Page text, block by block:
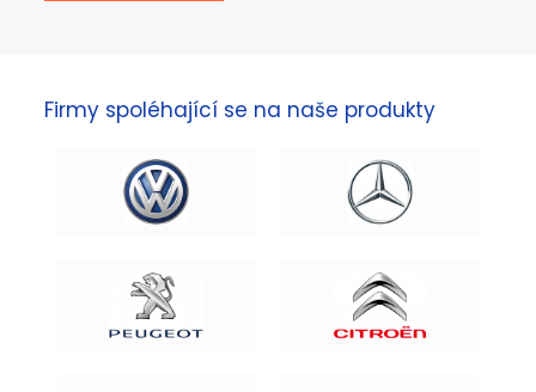
Firmy spoléhající se na naše produkty